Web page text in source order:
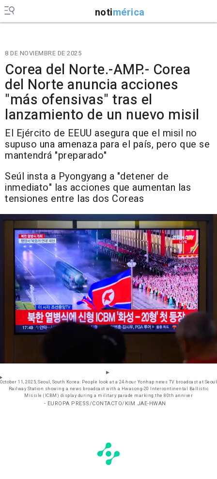
notimérica
8 DE NOVIEMBRE DE 2025
Corea del Norte.-AMP.- Corea
del Norte anuncia acciones
"más ofensivas" tras el
lanzamiento de un nuevo misil
El Ejército de EEUU asegura que el misil no
supuso una amenaza para el país, pero que se
mantendrá "preparado"
Seúl insta a Pyongyang a "detener de
inmediato" las acciones que aumentan las
tensiones entre las dos Coreas
October 11, 2025, Seoul, South Korea: People look at a 24-hour Yonhap news TV broadcast at Seoul
Railway Station showing a news broadcast with a Hwasong-20 Intercontinental Ballistic
Missile (ICBM) display during a military parade marking the 80th anniver
- EUROPA PRESS/CONTACTO/KIM JAE-HWAN